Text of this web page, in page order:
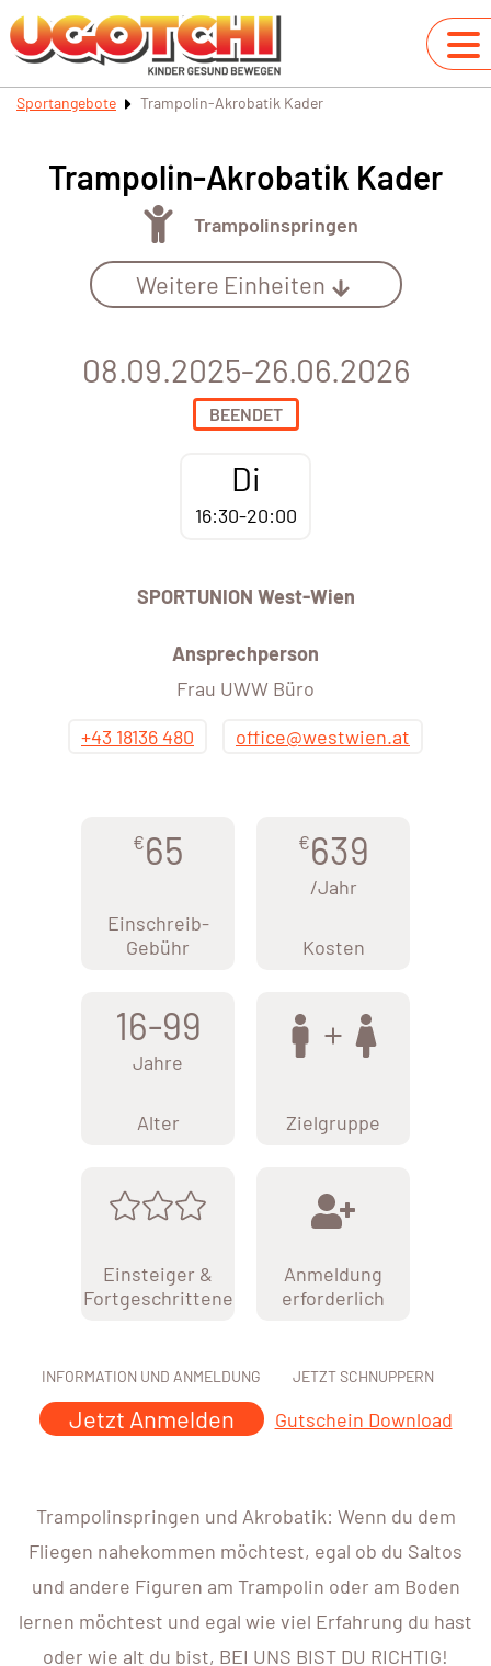
Sportangebote Trampolin-Akrobatik Kader
Trampolin-Akrobatik Kader
Trampolinspringen
Weitere Einheiten
08.09.2025-26.06.2026
BEENDET
Di
16:30-20:00
SPORTUNION West-Wien
Ansprechperson
Frau UWW Büro
+43 18136 480
office@westwien.at
€65
Einschreib-
Gebühr
€639
/Jahr
Kosten
16-99
Jahre
Alter Zielgruppe
Einsteiger &
Fortgeschrittene
Anmeldung
erforderlich
INFORMATION UND ANMELDUNG
Jetzt Anmelden
JETZT SCHNUPPERN
Gutschein Download
Trampolinspringen und Akrobatik: Wenn du dem
Fliegen nahekommen möchtest, egal ob du Saltos
und andere Figuren am Trampolin oder am Boden
lernen möchtest und egal wie viel Erfahrung du hast
oder wie alt du bist, BEI UNS BIST DU RICHTIG!